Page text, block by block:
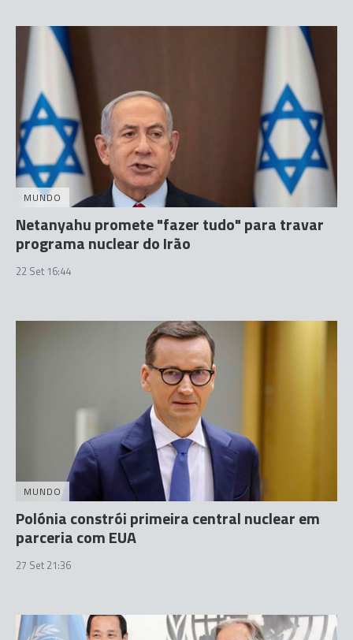
MUNDO
Netanyahu promete "fazer tudo" para travar
programa nuclear do Irão
22 Set 16:44
MUNDO
Polónia constrói primeira central nuclear em
parceria com EUA
27 Set 21:36